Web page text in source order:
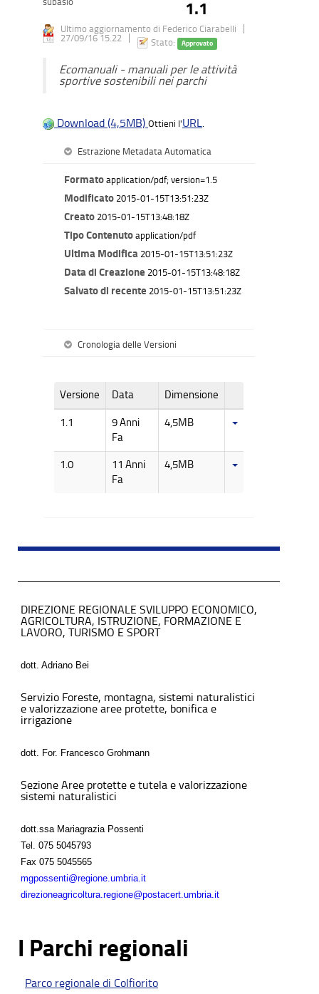
1.1
Ultimo aggiornamento di Federico Ciarabelli
27/09/16 15.22
Stato: Approvato
Ecomanuali - manuali per le attività
sportive sostenibili nei parchi
Download (4,5MB) Ottieni l'URL.
Estrazione Metadata Automatica
Formato application/pdf; version=1.5
Modificato 2015-01-15T13:51:23Z
Creato 2015-01-15T13:48:18Z
Tipo Contenuto application/pdf
Ultima Modifica 2015-01-15T13:51:23Z
Data di Creazione 2015-01-15T13:48:18Z
Salvato di recente 2015-01-15T13:51:23Z
Cronologia delle Versioni
Versione Data Dimensione
1.1
9 Anni
Fa
4,5MB
1.0
11 Anni
Fa
4,5MB
DIREZIONE REGIONALE SVILUPPO ECONOMICO,
AGRICOLTURA, ISTRUZIONE, FORMAZIONE E
LAVORO, TURISMO E SPORT
dott. Adriano Bei
Servizio Foreste, montagna, sistemi naturalistici
e valorizzazione aree protette, bonifica e
irrigazione
dott. For. Francesco Grohmann
Sezione Aree protette e tutela e valorizzazione
sistemi naturalistici
dott.ssa Mariagrazia Possenti
Tel. 075 5045793
Fax 075 5045565
mgpossenti@regione.umbria.it
direzioneagricoltura.regione@postacert.umbria.it
I Parchi regionali
Parco regionale di Colfiorito